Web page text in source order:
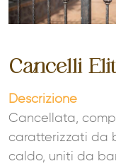
Cancelli
Descrizione
Cancellata,
caratterizzati da
caldo, uniti da